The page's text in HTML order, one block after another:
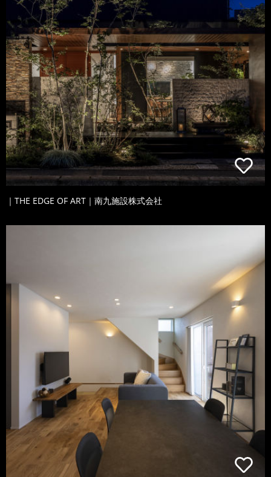
｜THE EDGE OF ART｜南九施設株式会社